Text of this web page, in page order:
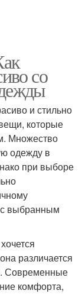
со
и стильно
которые
Множество
одежду в
при выборе
с выбранным
различается
Современные
комфорта,